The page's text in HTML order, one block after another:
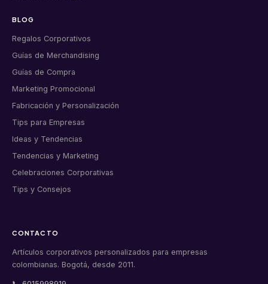
BLOG
Regalos Corporativos
Guías de Merchandising
Guías de Compra
Marketing Promocional
Fabricación y Personalización
Tips para Empresas
Ideas y Tendencias
Tendencias y Marketing
Celebraciones Corporativas
Tips y Consejos
CONTACTO
Artículos corporativos personalizados para empresas
colombianas. Bogotá, desde 2011.